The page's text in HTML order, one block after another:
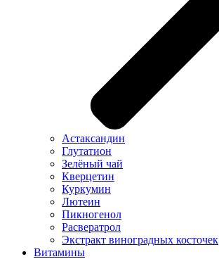
Астаксандин
Глутатион
Зелёный чай
Кверцетин
Куркумин
Лютеин
Пикногенол
Расвератрол
Экстракт виноградных косточек
Витамины